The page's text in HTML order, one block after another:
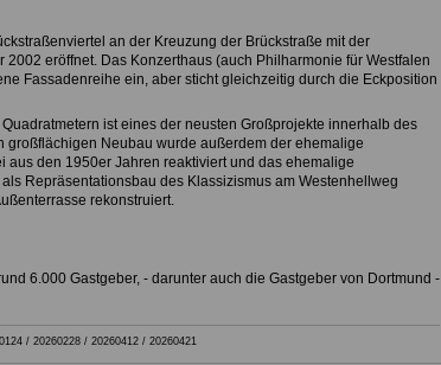
an der Kreuzung der Brückstraße mit der
2002 eröffnet. Das Konzerthaus (auch Philharmonie für Westfalen
Fassadenreihe ein, aber sticht gleichzeitig durch die Eckposition
ist eines der neusten Großprojekte innerhalb des
großflächigen Neubau wurde außerdem der ehemalige
aus den 1950er Jahren reaktiviert und das ehemalige
Repräsentationsbau des Klassizismus am Westenhellweg
rekonstruiert.
6.000 Gastgeber, - darunter auch die Gastgeber von Dortmund -
/ 20260228 / 20260412 / 20260421